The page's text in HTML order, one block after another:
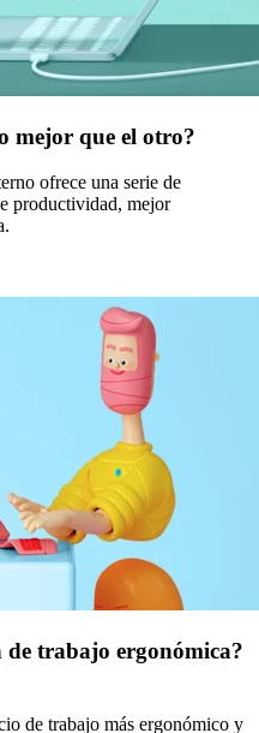
mejor que el otro?
ofrece una serie de
productividad, mejor
de trabajo ergonómica?
de trabajo más ergonómico y